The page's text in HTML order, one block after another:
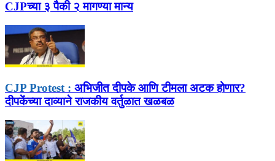
CJPच्या ३ पैकी २ मागण्या मान्य
CJP Protest : अभिजीत दीपके आणि टीमला अटक होणार?
दीपकेंच्या दाव्याने राजकीय वर्तुळात खळबळ